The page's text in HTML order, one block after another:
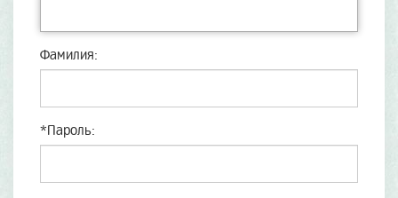
Фамилия:
*Пароль: